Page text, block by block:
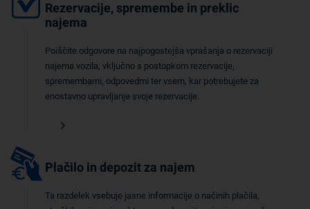
Rezervacije, spremembe in preklic
najema
Poiščite odgovore na najpogostejša vprašanja o rezervaciji
najema vozila, vključno s postopkom rezervacije,
spremembami, odpovedmi ter vsem, kar potrebujete za
enostavno upravljanje svoje rezervacije.
Plačilo in depozit za najem
Ta razdelek vsebuje jasne informacije o načinih plačila,